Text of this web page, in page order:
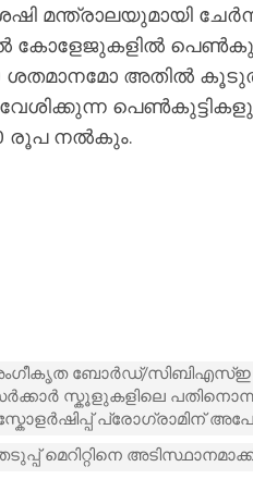
മന്ത്രാലയുമായി
കോളേജുകളില്‍
ശതമാനമോ അതില്‍
രൂപ നല്‍കും.
ബോർഡ്/സിബിഎസ്ഇ
സ്കൂളുകളിലെ
പ്രോഗ്രാമിന്
മെറിറ്റിനെ